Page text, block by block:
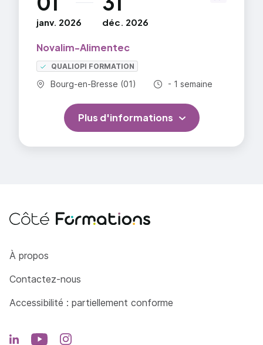
janv. 2026 déc. 2026
Novalim-Alimentec
QUALIOPI FORMATION
Commune :
Bourg-en-Bresse (01) Durée totale :
- 1 semaine
Plus d'informations
Côté Formations
À propos
Contactez-nous
Accessibilité : partiellement conforme